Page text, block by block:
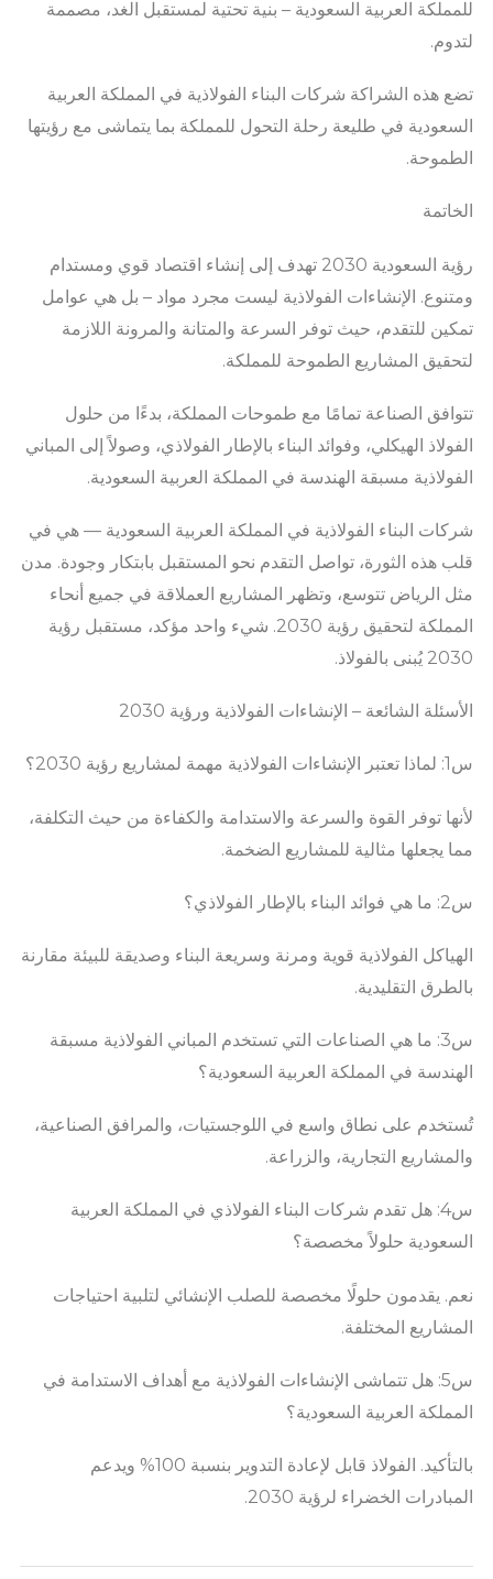
للمملكة العربية السعودية – بنية تحتية لمستقبل الغد، مصممة
لتدوم.
تضع هذه الشراكة شركات البناء الفولاذية في المملكة العربية
السعودية في طليعة رحلة التحول للمملكة بما يتماشى مع رؤيتها
الطموحة.
الخاتمة
رؤية السعودية 2030 تهدف إلى إنشاء اقتصاد قوي ومستدام
ومتنوع. الإنشاءات الفولاذية ليست مجرد مواد – بل هي عوامل
تمكين للتقدم، حيث توفر السرعة والمتانة والمرونة اللازمة
لتحقيق المشاريع الطموحة للمملكة.
تتوافق الصناعة تمامًا مع طموحات المملكة، بدءًا من حلول
الفولاذ الهيكلي، وفوائد البناء بالإطار الفولاذي، وصولاً إلى المباني
الفولاذية مسبقة الهندسة في المملكة العربية السعودية.
شركات البناء الفولاذية في المملكة العربية السعودية — هي في
قلب هذه الثورة، تواصل التقدم نحو المستقبل بابتكار وجودة. مدن
مثل الرياض تتوسع، وتظهر المشاريع العملاقة في جميع أنحاء
المملكة لتحقيق رؤية 2030. شيء واحد مؤكد، مستقبل رؤية
2030 يُبنى بالفولاذ.
الأسئلة الشائعة – الإنشاءات الفولاذية ورؤية 2030
س1: لماذا تعتبر الإنشاءات الفولاذية مهمة لمشاريع رؤية 2030؟
لأنها توفر القوة والسرعة والاستدامة والكفاءة من حيث التكلفة،
مما يجعلها مثالية للمشاريع الضخمة.
س2: ما هي فوائد البناء بالإطار الفولاذي؟
الهياكل الفولاذية قوية ومرنة وسريعة البناء وصديقة للبيئة مقارنة
بالطرق التقليدية.
س3: ما هي الصناعات التي تستخدم المباني الفولاذية مسبقة
الهندسة في المملكة العربية السعودية؟
تُستخدم على نطاق واسع في اللوجستيات، والمرافق الصناعية،
والمشاريع التجارية، والزراعة.
س4: هل تقدم شركات البناء الفولاذي في المملكة العربية
السعودية حلولاً مخصصة؟
نعم. يقدمون حلولًا مخصصة للصلب الإنشائي لتلبية احتياجات
المشاريع المختلفة.
س5: هل تتماشى الإنشاءات الفولاذية مع أهداف الاستدامة في
المملكة العربية السعودية؟
بالتأكيد. الفولاذ قابل لإعادة التدوير بنسبة 100% ويدعم
المبادرات الخضراء لرؤية 2030.